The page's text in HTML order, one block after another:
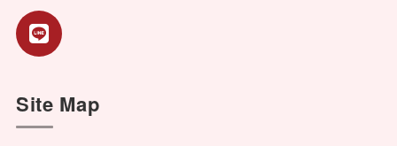
Site Map